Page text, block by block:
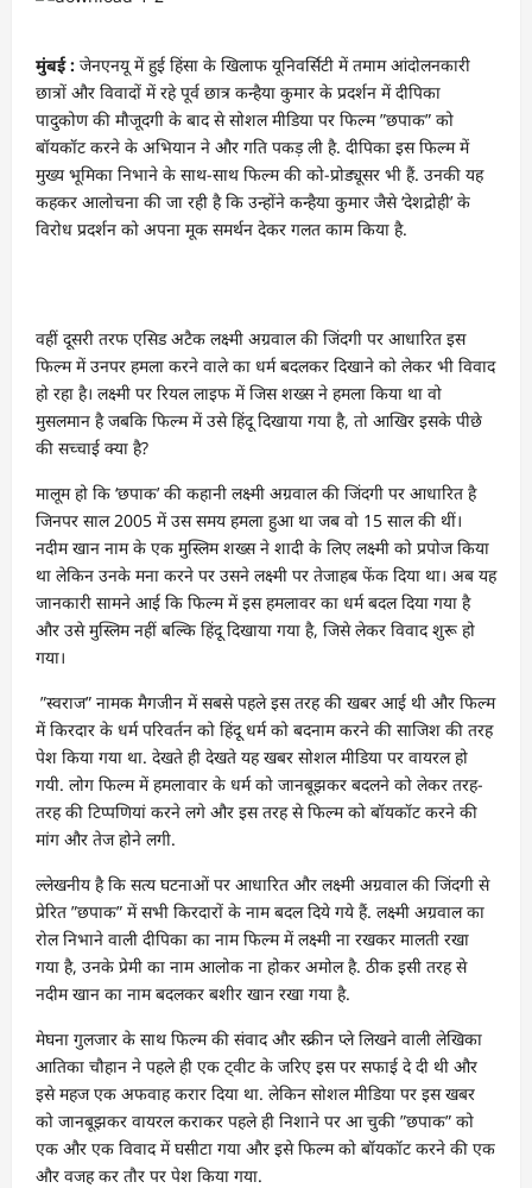
मुंबई : जेनएनयू में हुई हिंसा के खिलाफ यूनिवर्सिटी में तमाम आंदोलनकारी
छात्रों और विवादों में रहे पूर्व छात्र कन्हैया कुमार के प्रदर्शन में दीपिका
पादुकोण की मौजूदगी के बाद से सोशल मीडिया पर फिल्म ”छपाक” को
बॉयकॉट करने के अभियान ने और गति पकड़ ली है. दीपिका इस फिल्म में
मुख्य भूमिका निभाने के साथ-साथ फिल्म की को-प्रोड्यूसर भी हैं. उनकी यह
कहकर आलोचना की जा रही है कि उन्होंने कन्हैया कुमार जैसे ‘देशद्रोही’ के
विरोध प्रदर्शन को अपना मूक समर्थन देकर गलत काम किया है.
वहीं दूसरी तरफ एसिड अटैक लक्ष्मी अग्रवाल की जिंदगी पर आधारित इस
फिल्म में उनपर हमला करने वाले का धर्म बदलकर दिखाने को लेकर भी विवाद
हो रहा है। लक्ष्मी पर रियल लाइफ में जिस शख्स ने हमला किया था वो
मुसलमान है जबकि फिल्म में उसे हिंदू दिखाया गया है, तो आखिर इसके पीछे
की सच्चाई क्या है?
मालूम हो कि ‘छपाक’ की कहानी लक्ष्मी अग्रवाल की जिंदगी पर आधारित है
जिनपर साल 2005 में उस समय हमला हुआ था जब वो 15 साल की थीं।
नदीम खान नाम के एक मुस्लिम शख्स ने शादी के लिए लक्ष्मी को प्रपोज किया
था लेकिन उनके मना करने पर उसने लक्ष्मी पर तेजाहब फेंक दिया था। अब यह
जानकारी सामने आई कि फिल्म में इस हमलावर का धर्म बदल दिया गया है
और उसे मुस्लिम नहीं बल्कि हिंदू दिखाया गया है, जिसे लेकर विवाद शुरू हो
गया।
”स्वराज” नामक मैगजीन में सबसे पहले इस तरह की खबर आई थी और फिल्म‌
में किरदार के धर्म परिवर्तन को हिंदू धर्म को बदनाम करने‌ की साजिश की तरह
पेश किया गया था. देखते ही देखते यह खबर सोशल मीडिया पर वायरल हो
गयी. लोग फिल्म में हमलावार के धर्म को जानबूझकर बदलने को लेकर तरह-
तरह की टिप्पणियां करने लगे और इस तरह से फिल्म को बॉयकॉट करने की
मांग और तेज होने लगी.
ल्लेखनीय है कि सत्य घटनाओं पर आधारित और लक्ष्मी अग्रवाल की जिंदगी से
प्रेरित ”छपाक” में सभी किरदारों के नाम बदल दिये गये हैं. लक्ष्मी अग्रवाल का
रोल निभाने वाली दीपिका का नाम फिल्म में लक्ष्मी ना रखकर मालती रखा
गया है, उनके प्रेमी का नाम आलोक ना होकर अमोल है. ठीक इसी तरह से
नदीम खान का नाम बदलकर बशीर खान रखा गया है.
मेघना गुलजार के साथ फिल्म की संवाद और स्क्रीन प्ले लिखने वाली लेखिका
आतिका चौहान ने पहले ही एक ट्वीट के जरिए इस पर सफाई दे दी थी और
इसे महज एक अफवाह करार दिया था. लेकिन सोशल मीडिया पर इस खबर
को जानबूझकर वायरल कराकर पहले ही निशाने पर आ चुकी ”छपाक” को
एक और एक विवाद में घसीटा गया और इसे फिल्म को बॉयकॉट करने की एक
और वजह कर तौर पर पेश किया गया.